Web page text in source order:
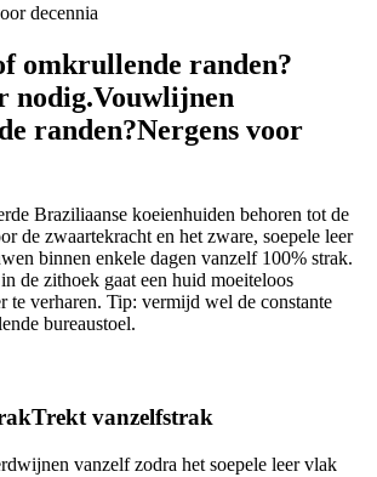
decennia
omkrullende randen?
nodig.Vouwlijnen
randen?Nergens voor
Braziliaanse koeienhuiden behoren tot de
de zwaartekracht en het zware, soepele leer
binnen enkele dagen vanzelf 100% strak.
de zithoek gaat een huid moeiteloos
te verharen. Tip: vermijd wel de constante
bureaustoel.
Trekt vanzelfstrak
vanzelf zodra het soepele leer vlak